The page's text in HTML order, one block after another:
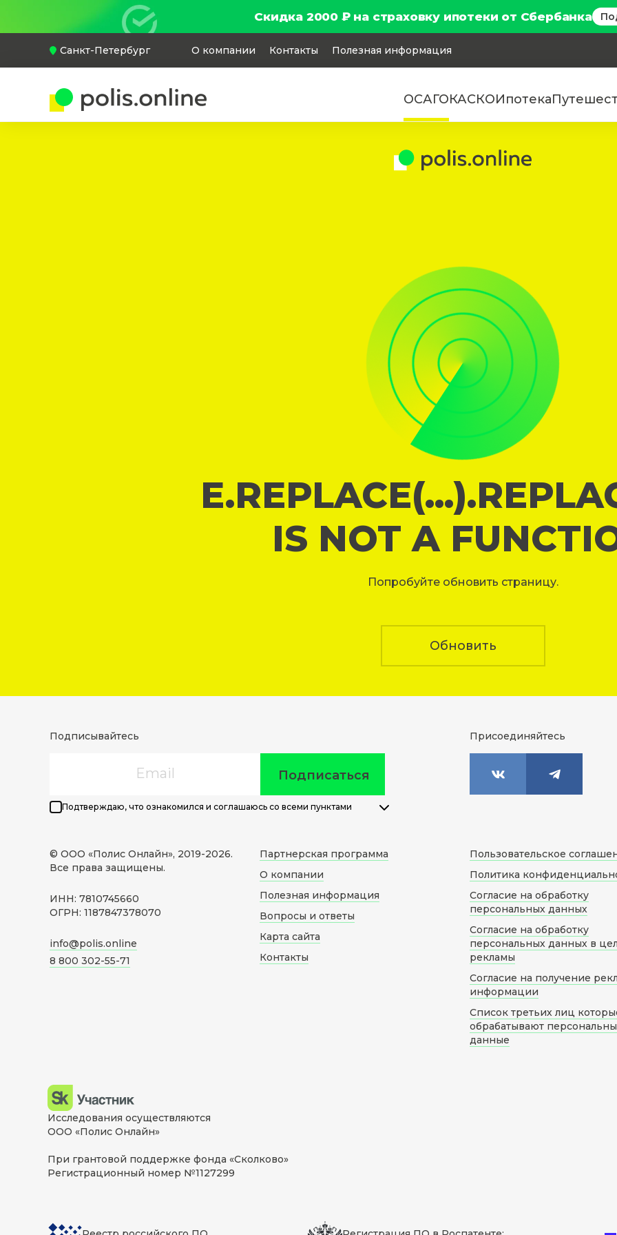
Скидка 2000 ₽ на страховку ипотеки от Сбербанка
Санкт-Петербург О компании Контакты Полезная информация
ОСАГОКАСКОИпотека
IS NOT A
Попробуйте обновить страницу.
Обновить
Подписывайтесь
Подписаться
Подтверждаю, что ознакомился и соглашаюсь со всеми пунктами
Присоединяйтесь
© ООО «Полис Онлайн», 2019-2026.
Все права защищены.
ИНН: 7810745660
ОГРН: 1187847378070
info@polis.online
8 800 302-55-71
Партнерская программа
О компании
Полезная информация
Вопросы и ответы
Карта сайта
Контакты
Пользовательское
Политика
Согласие на обработку
персональных данных
Согласие на обработку
персональных данных в
рекламы
Согласие на получение
информации
Список третьих лиц
обрабатывают
данные
Исследования осуществляются
ООО «Полис Онлайн»
При грантовой поддержке фонда «Сколково»
Регистрационный номер №1127299